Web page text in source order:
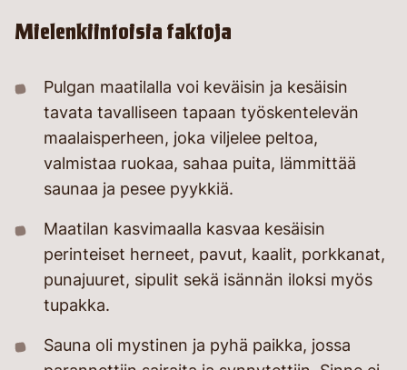
Mielenkiintoisia faktoja
Pulgan maatilalla voi keväisin ja kesäisin
tavata tavalliseen tapaan työskentelevän
maalaisperheen, joka viljelee peltoa,
valmistaa ruokaa, sahaa puita, lämmittää
saunaa ja pesee pyykkiä.
Maatilan kasvimaalla kasvaa kesäisin
perinteiset herneet, pavut, kaalit, porkkanat,
punajuuret, sipulit sekä isännän iloksi myös
tupakka.
Sauna oli mystinen ja pyhä paikka, jossa